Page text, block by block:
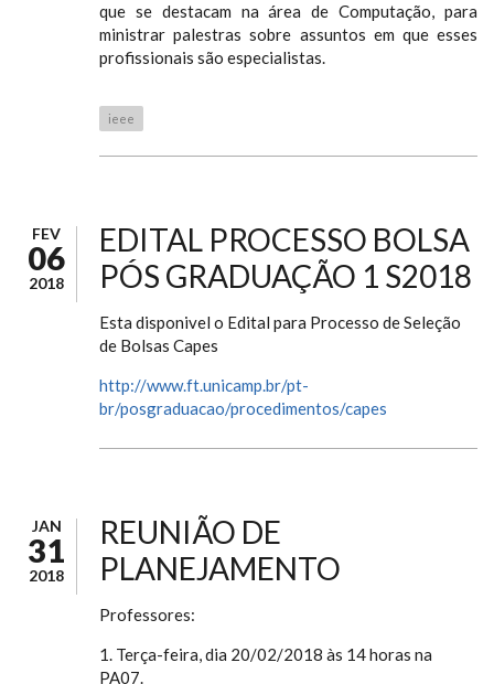
que se destacam na área de Computação, para
ministrar palestras sobre assuntos em que esses
profissionais são especialistas.
ieee
FEV
06
2018
EDITAL PROCESSO BOLSA
PÓS GRADUAÇÃO 1 S2018
Esta disponivel o Edital para Processo de Seleção
de Bolsas Capes
http://www.ft.unicamp.br/pt-
br/posgraduacao/procedimentos/capes
JAN
31
2018
REUNIÃO DE
PLANEJAMENTO
Professores:
1. Terça-feira, dia 20/02/2018 às 14 horas na
PA07.